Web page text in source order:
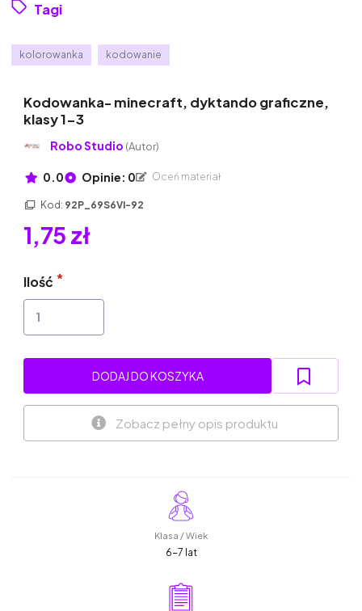
Tagi
kolorowanka kodowanie
Kodowanka- minecraft, dyktando graficzne,
klasy 1-3
Robo Studio (Autor)
0.0 Opinie: 0 Oceń materiał
Kod: 92P_69S6VI-92
1,75 zł
Ilość
DODAJ DO KOSZYKA
Zobacz pełny opis produktu
Klasa / Wiek
6-7 lat